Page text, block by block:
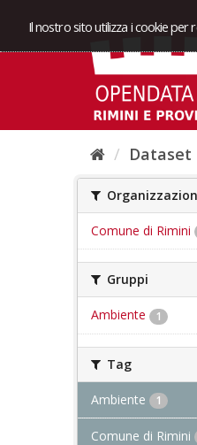
Il nostro sito utilizza i cookie per
Dataset
Comune di Rimini
Gruppi
Ambiente 1
Tag
Ambiente 1
Comune di Rimini